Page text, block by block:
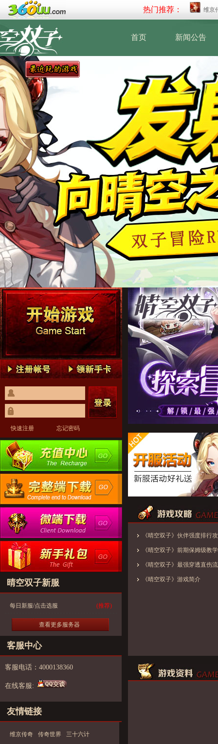
热门推荐： 维京
首页 新闻公告
快速注册 忘记密码
晴空双子新服
每日新服/点击选服 (推荐)
查看更多服务器
客服中心
客服电话：4000138360
在线客服:
友情链接
维京传奇 传奇世界 三十六计
晴空双子1
晴空双子1
晴空双子2
晴空双子2
晴空双子3
晴空双子3
晴空双子4
晴空双子4
晴空双子5
晴空双子5
《晴空双子》伙伴强度排行
《晴空双子》前期保姆级教学
《晴空双子》最强穿透直伤流
《晴空双子》游戏简介